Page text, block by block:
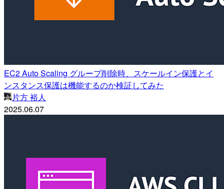
EC2 Auto Scaling グループ削除時、スケールイン保護とイ
ンスタンス保護は機能するのか検証してみた
片方 裕人
2025.06.07